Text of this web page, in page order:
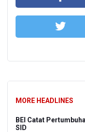
MORE HEADLINES
BEI Catat
SID